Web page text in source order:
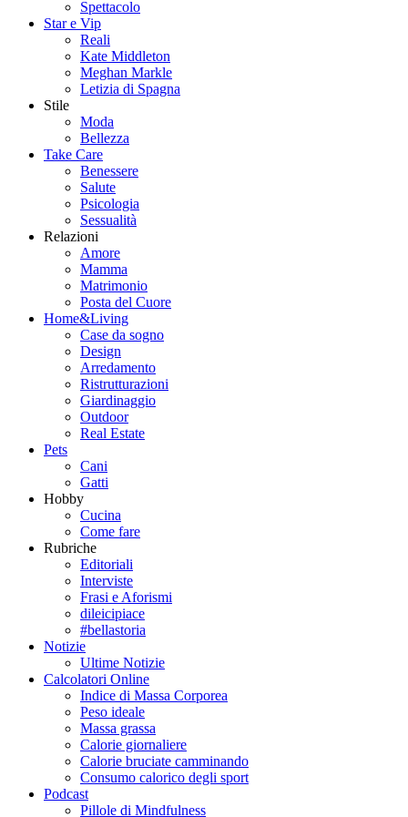
Spettacolo
Star e Vip
Reali
Kate Middleton
Meghan Markle
Letizia di Spagna
Stile
Moda
Bellezza
Take Care
Benessere
Salute
Psicologia
Sessualità
Relazioni
Amore
Mamma
Matrimonio
Posta del Cuore
Home&Living
Case da sogno
Design
Arredamento
Ristrutturazioni
Giardinaggio
Outdoor
Real Estate
Pets
Cani
Gatti
Hobby
Cucina
Come fare
Rubriche
Editoriali
Interviste
Frasi e Aforismi
dileicipiace
#bellastoria
Notizie
Ultime Notizie
Calcolatori Online
Indice di Massa Corporea
Peso ideale
Massa grassa
Calorie giornaliere
Calorie bruciate camminando
Consumo calorico degli sport
Podcast
Pillole di Mindfulness